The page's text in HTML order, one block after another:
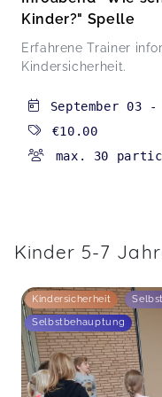
ich nur weiter
Infoabend "Wie
Infoabend "Wie
Sehr informativer
Zuhause
ausprobieren. Und
bisherigen
haben allerdings
Kinder?" Spelle
Erfahrene Trainer
Kindersicherheit.
September 03 -
€10.00
max. 30
Kinder 5-7
Kindersicherheit
Selbstbehauptung